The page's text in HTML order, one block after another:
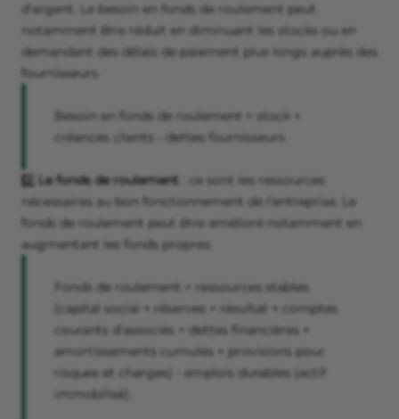
d'argent. Le besoin en fonds de roulement peut
notamment être réduit en diminuant les stocks ou en
demandant des délais de paiement plus longs auprès des
fournisseurs.
Besoin en fonds de roulement = stock +
créances clients - dettes fournisseurs
2️⃣ Le fonds de roulement
: ce sont les ressources
nécessaires au bon fonctionnement de l'entreprise. Le
fonds de roulement peut être amélioré notamment en
augmentant les fonds propres.
Fonds de roulement = ressources stables
(capital social + réserves + résultat + comptes
courants d'associés + dettes financières +
amortissements cumulés + provisions pour
risques et charges) - emplois durables (actif
immobilisé).